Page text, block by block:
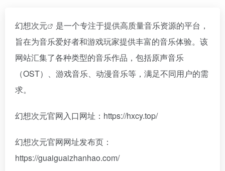
幻想次元
是一个专注于提供高质量音乐资源的平台，
旨在为音乐爱好者和游戏玩家提供丰富的音乐体验。该
网站汇集了各种类型的音乐作品，包括原声音乐
（OST）、游戏音乐、动漫音乐等，满足不同用户的需
求。
幻想次元官网入口网址：https://hxcy.top/
幻想次元官网网址发布页：
https://guaiguaizhanhao.com/